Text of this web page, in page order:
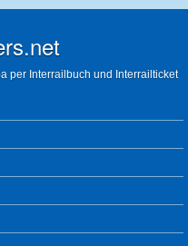
per Interrailbuch und Interrailticket